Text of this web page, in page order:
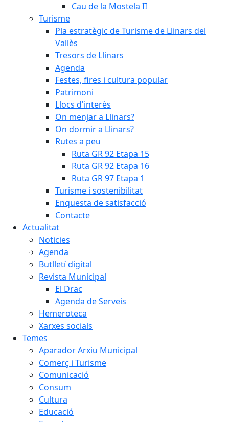
Cau de la Mostela II
Turisme
Pla estratègic de Turisme de Llinars del
Vallès
Tresors de Llinars
Agenda
Festes, fires i cultura popular
Patrimoni
Llocs d'interès
On menjar a Llinars?
On dormir a Llinars?
Rutes a peu
Ruta GR 92 Etapa 15
Ruta GR 92 Etapa 16
Ruta GR 97 Etapa 1
Turisme i sostenibilitat
Enquesta de satisfacció
Contacte
Actualitat
Noticies
Agenda
Butlletí digital
Revista Municipal
El Drac
Agenda de Serveis
Hemeroteca
Xarxes socials
Temes
Aparador Arxiu Municipal
Comerç i Turisme
Comunicació
Consum
Cultura
Educació